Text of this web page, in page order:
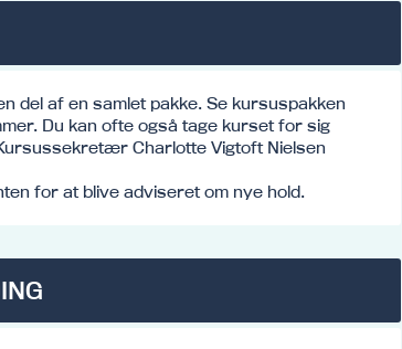
del af en samlet pakke. Se kursuspakken
Du kan ofte også tage kurset for sig
Charlotte Vigtoft Nielsen
for at blive adviseret om nye hold.